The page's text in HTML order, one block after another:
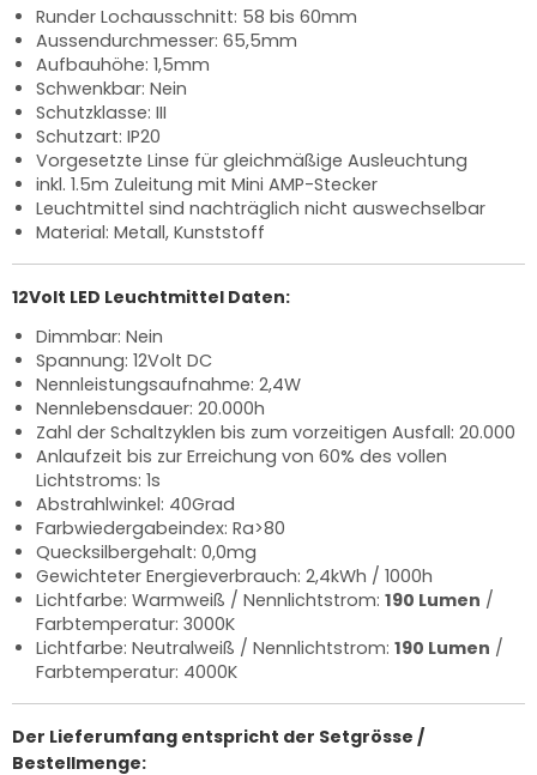
Runder Lochausschnitt: 58 bis 60mm
Aussendurchmesser: 65,5mm
Aufbauhöhe: 1,5mm
Schwenkbar: Nein
Schutzklasse: III
Schutzart: IP20
Vorgesetzte Linse für gleichmäßige Ausleuchtung
inkl. 1.5m Zuleitung mit Mini AMP-Stecker
Leuchtmittel sind nachträglich nicht auswechselbar
Material: Metall, Kunststoff
12Volt LED Leuchtmittel Daten:
Dimmbar: Nein
Spannung: 12Volt DC
Nennleistungsaufnahme: 2,4W
Nennlebensdauer: 20.000h
Zahl der Schaltzyklen bis zum vorzeitigen Ausfall: 20.000
Anlaufzeit bis zur Erreichung von 60% des vollen
Lichtstroms: 1s
Abstrahlwinkel: 40Grad
Farbwiedergabeindex: Ra>80
Quecksilbergehalt: 0,0mg
Gewichteter Energieverbrauch: 2,4kWh / 1000h
Lichtfarbe: Warmweiß / Nennlichtstrom: 190 Lumen /
Farbtemperatur: 3000K
Lichtfarbe: Neutralweiß / Nennlichtstrom: 190 Lumen /
Farbtemperatur: 4000K
Der Lieferumfang entspricht der Setgrösse /
Bestellmenge: